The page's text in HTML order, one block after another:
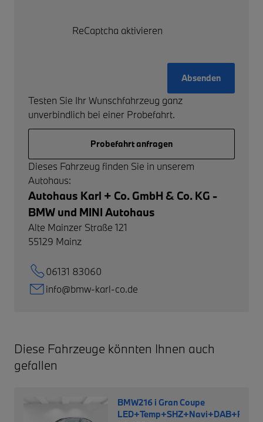
ReCaptcha aktivieren
Absenden
Testen Sie Ihr Wunschfahrzeug ganz
unverbindlich bei einer Probefahrt.
Probefahrt anfragen
Dieses Fahrzeug finden Sie in unserem
Autohaus:
Autohaus Karl + Co. GmbH & Co. KG -
BMW und MINI Autohaus
Alte Mainzer Straße 121
55129 Mainz
06131 83060
info@bmw-karl-co.de
Diese Fahrzeuge könnten Ihnen auch
gefallen
BMW216 i Gran Coupe
LED+Temp+SHZ+Navi+DAB+RFK